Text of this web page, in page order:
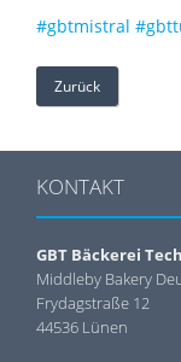
#gbtmistral
Zurück
KONTAKT
GBT Bäckerei
Middleby Bakery
Frydagstraße 12
44536 Lünen